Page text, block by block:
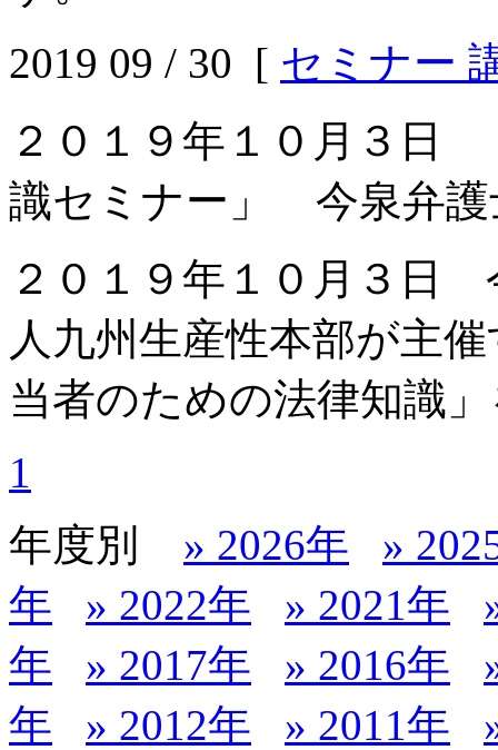
2019 09 / 30 [ セミナー
２０１９年１０月３日
識セミナー」 今泉弁護
２０１９年１０月３日
人九州生産性本部が主
当者のための法律知識
1
年度別 » 2026年
»
年
» 2022年 » 2021年
年
» 2017年 » 2016年
年
» 2012年 » 2011年